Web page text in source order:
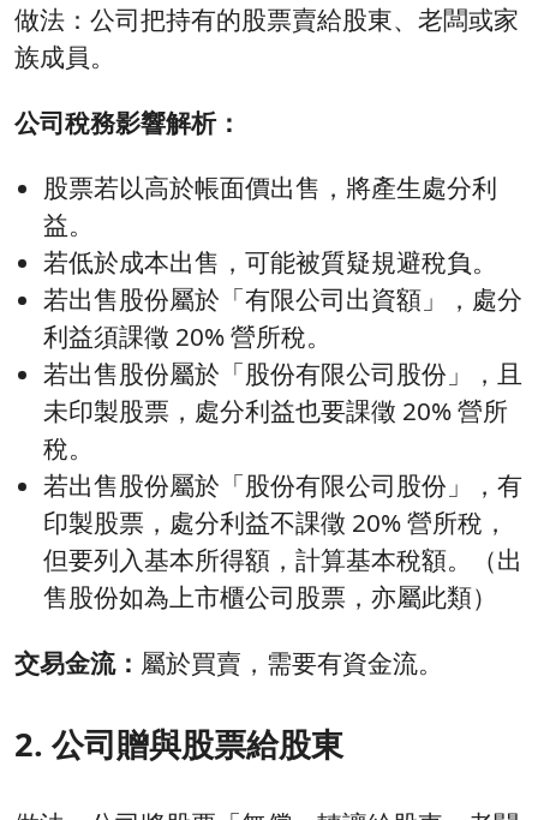
做法：公司把持有的股票賣給股東、老闆或家
族成員。
公司稅務影響解析：
股票若以高於帳面價出售，將產生處分利
益。
若低於成本出售，可能被質疑規避稅負。
若出售股份屬於「有限公司出資額」，處分
利益須課徵 20% 營所稅。
若出售股份屬於「股份有限公司股份」，且
未印製股票，處分利益也要課徵 20% 營所
稅。
若出售股份屬於「股份有限公司股份」，有
印製股票，處分利益不課徵 20% 營所稅，
但要列入基本所得額，計算基本稅額。（出
售股份如為上市櫃公司股票，亦屬此類）
交易金流： 屬於買賣，需要有資金流。
2. 公司贈與股票給股東